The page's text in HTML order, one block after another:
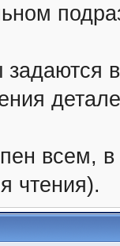
задаются
всем,
чтения).